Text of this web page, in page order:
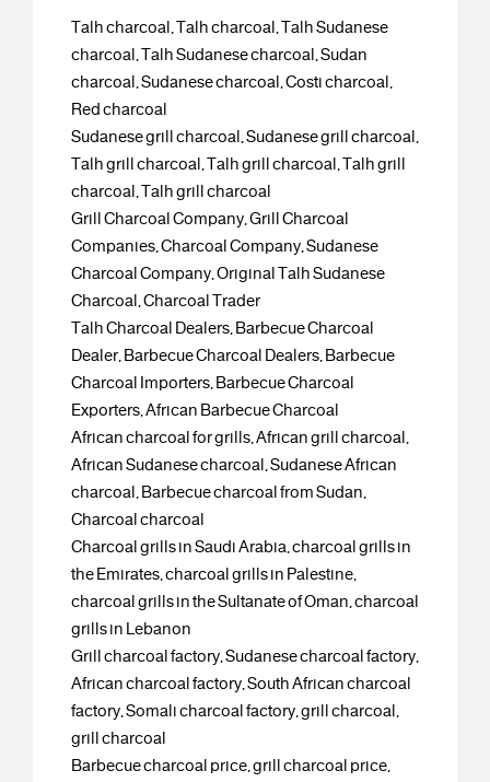
Talh charcoal, Talh charcoal, Talh Sudanese
charcoal, Talh Sudanese charcoal, Sudan
charcoal, Sudanese charcoal, Costi charcoal,
Red charcoal
Sudanese grill charcoal, Sudanese grill charcoal,
Talh grill charcoal, Talh grill charcoal, Talh grill
charcoal, Talh grill charcoal
Grill Charcoal Company, Grill Charcoal
Companies, Charcoal Company, Sudanese
Charcoal Company, Original Talh Sudanese
Charcoal, Charcoal Trader
Talh Charcoal Dealers, Barbecue Charcoal
Dealer, Barbecue Charcoal Dealers, Barbecue
Charcoal Importers, Barbecue Charcoal
Exporters, African Barbecue Charcoal
African charcoal for grills, African grill charcoal,
African Sudanese charcoal, Sudanese African
charcoal, Barbecue charcoal from Sudan,
Charcoal charcoal
Charcoal grills in Saudi Arabia, charcoal grills in
the Emirates, charcoal grills in Palestine,
charcoal grills in the Sultanate of Oman, charcoal
grills in Lebanon
Grill charcoal factory, Sudanese charcoal factory,
African charcoal factory, South African charcoal
factory, Somali charcoal factory, grill charcoal,
grill charcoal
Barbecue charcoal price, grill charcoal price,